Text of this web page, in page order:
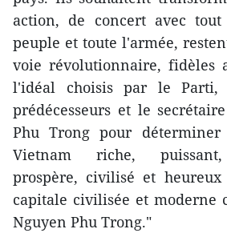
action, de concert avec
peuple et toute l'armée,
voie révolutionnaire, fidèles
l'idéal choisis par le Parti,
prédécesseurs et le
Phu Trong pour
Vietnam riche, puissant,
prospère, civilisé et
capitale civilisée et moderne
Nguyen Phu Trong."